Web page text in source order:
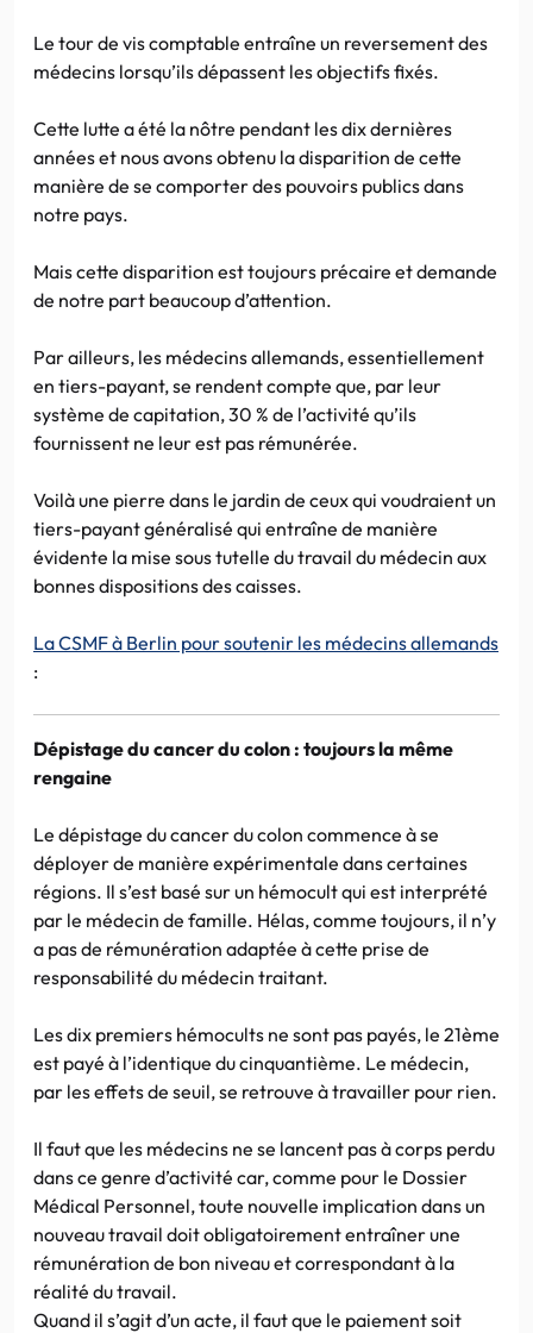
Le tour de vis comptable entraîne un reversement des
médecins lorsqu’ils dépassent les objectifs fixés.
Cette lutte a été la nôtre pendant les dix dernières
années et nous avons obtenu la disparition de cette
manière de se comporter des pouvoirs publics dans
notre pays.
Mais cette disparition est toujours précaire et demande
de notre part beaucoup d’attention.
Par ailleurs, les médecins allemands, essentiellement
en tiers-payant, se rendent compte que, par leur
système de capitation, 30 % de l’activité qu’ils
fournissent ne leur est pas rémunérée.
Voilà une pierre dans le jardin de ceux qui voudraient un
tiers-payant généralisé qui entraîne de manière
évidente la mise sous tutelle du travail du médecin aux
bonnes dispositions des caisses.
La CSMF à Berlin pour soutenir les médecins allemands
:
Dépistage du cancer du colon : toujours la même
rengaine
Le dépistage du cancer du colon commence à se
déployer de manière expérimentale dans certaines
régions. Il s’est basé sur un hémocult qui est interprété
par le médecin de famille. Hélas, comme toujours, il n’y
a pas de rémunération adaptée à cette prise de
responsabilité du médecin traitant.
Les dix premiers hémocults ne sont pas payés, le 21ème
est payé à l’identique du cinquantième. Le médecin,
par les effets de seuil, se retrouve à travailler pour rien.
Il faut que les médecins ne se lancent pas à corps perdu
dans ce genre d’activité car, comme pour le Dossier
Médical Personnel, toute nouvelle implication dans un
nouveau travail doit obligatoirement entraîner une
rémunération de bon niveau et correspondant à la
réalité du travail.
Quand il s’agit d’un acte, il faut que le paiement soit